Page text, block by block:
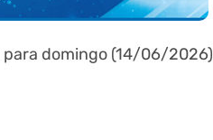
para domingo (14/06/